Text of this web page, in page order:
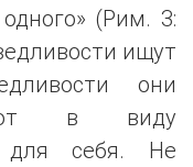
(Рим. 3:
ищут
они
в виду
для себя. Не